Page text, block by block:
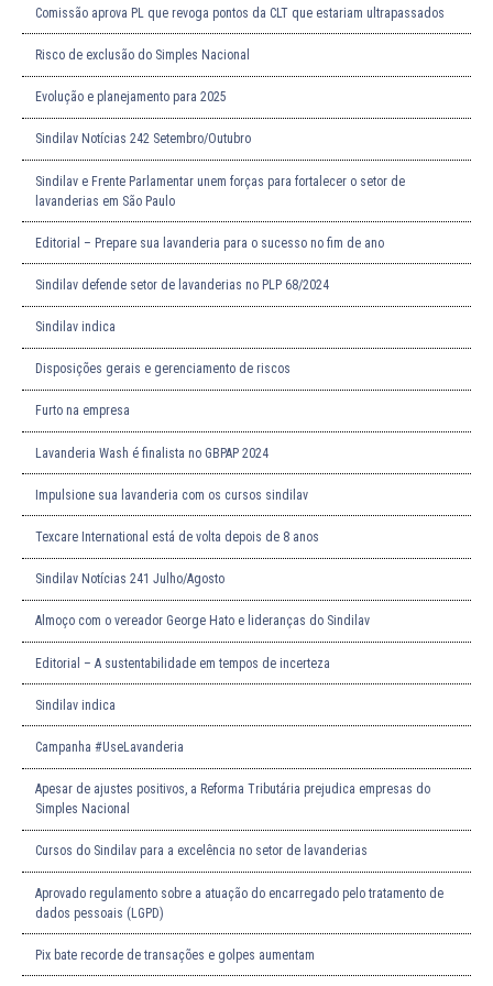
Comissão aprova PL que revoga pontos da CLT que estariam ultrapassados
Risco de exclusão do Simples Nacional
Evolução e planejamento para 2025
Sindilav Notícias 242 Setembro/Outubro
Sindilav e Frente Parlamentar unem forças para fortalecer o setor de
lavanderias em São Paulo
Editorial – Prepare sua lavanderia para o sucesso no fim de ano
Sindilav defende setor de lavanderias no PLP 68/2024
Sindilav indica
Disposições gerais e gerenciamento de riscos
Furto na empresa
Lavanderia Wash é finalista no GBPAP 2024
Impulsione sua lavanderia com os cursos sindilav
Texcare International está de volta depois de 8 anos
Sindilav Notícias 241 Julho/Agosto
Almoço com o vereador George Hato e lideranças do Sindilav
Editorial – A sustentabilidade em tempos de incerteza
Sindilav indica
Campanha #UseLavanderia
Apesar de ajustes positivos, a Reforma Tributária prejudica empresas do
Simples Nacional
Cursos do Sindilav para a excelência no setor de lavanderias
Aprovado regulamento sobre a atuação do encarregado pelo tratamento de
dados pessoais (LGPD)
Pix bate recorde de transações e golpes aumentam